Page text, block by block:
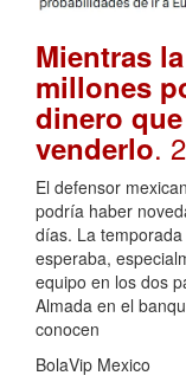
Mientras
millones
dinero
venderlo.
El defensor
podría haber
días. La
esperaba,
equipo en los dos
Almada en el
conocen
BolaVip Mexico